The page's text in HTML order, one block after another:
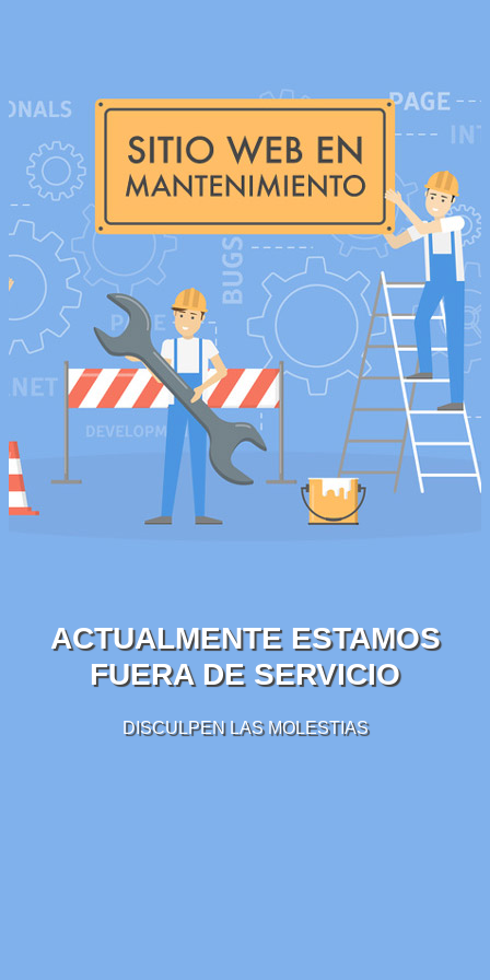
ACTUALMENTE ESTAMOS
FUERA DE SERVICIO
DISCULPEN LAS MOLESTIAS